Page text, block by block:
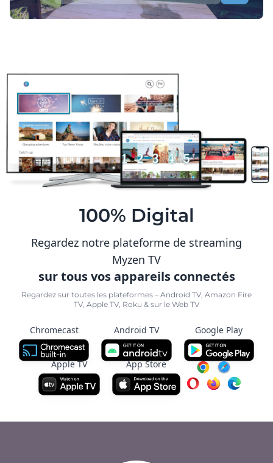
100% Digital
Regardez notre plateforme de streaming
Myzen TV
sur tous vos appareils connectés
Regardez sur toutes les plateformes – Android TV, Amazon Fire
TV, Apple TV, Roku & sur le Web TV
Chromecast Android TV Google Play
Apple TV App Store